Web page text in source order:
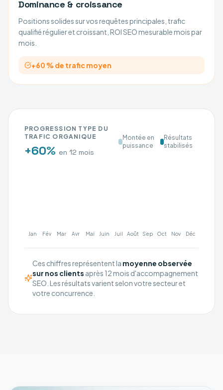
Dominance & croissance
Positions solides sur vos requêtes principales, trafic
qualifié régulier et croissant, ROI SEO mesurable mois par
mois.
+60 % de trafic moyen
PROGRESSION TYPE DU
TRAFIC ORGANIQUE
+60% en 12 mois
Montée en
puissance
Résultats
stabilisés
Jan Fév Mar Avr Mai Juin Juil Août Sep Oct Nov Déc
Ces chiffres représentent la moyenne observée
sur nos clients après 12 mois d'accompagnement
SEO. Les résultats varient selon votre secteur et
votre concurrence.